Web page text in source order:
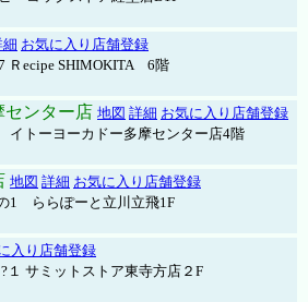
細 お気に入り店舗登録
Ｒecipe SHIMOKITA 6階
センター店 地図 詳細 お気に入り店舗登録
トーヨーカドー多摩センター店4階
地図 詳細 お気に入り店舗登録
1 ららぽーと立川立飛1F
入り店舗登録
１ サミットストア東寺方店２F